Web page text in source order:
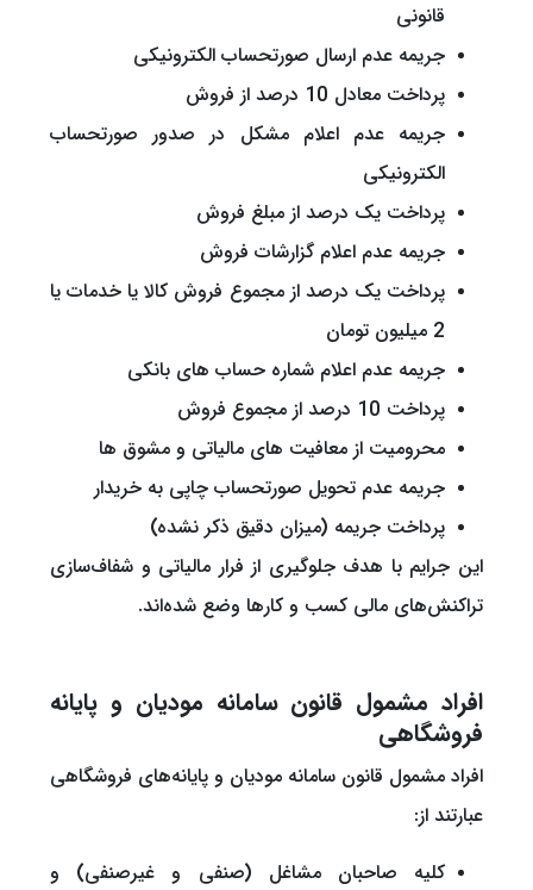
قانونی
جریمه عدم ارسال صورتحساب الکترونیکی
پرداخت معادل 10 درصد از فروش
جریمه عدم اعلام مشکل در صدور صورتحساب
الکترونیکی
پرداخت یک درصد از مبلغ فروش
جریمه عدم اعلام گزارشات فروش
پرداخت یک درصد از مجموع فروش کالا یا خدمات یا
2 میلیون تومان
جریمه عدم اعلام شماره حساب های بانکی
پرداخت 10 درصد از مجموع فروش
محرومیت از معافیت های مالیاتی و مشوق ها
جریمه عدم تحویل صورتحساب چاپی به خریدار
پرداخت جریمه (میزان دقیق ذکر نشده)
این جرایم با هدف جلوگیری از فرار مالیاتی و شفاف‌سازی
تراکنش‌های مالی کسب و کارها وضع شده‌اند.
افراد مشمول قانون سامانه مودیان و پایانه
فروشگاهی
افراد مشمول قانون سامانه مودیان و پایانه‌های فروشگاهی
عبارتند از:
کلیه صاحبان مشاغل (صنفی و غیرصنفی) و